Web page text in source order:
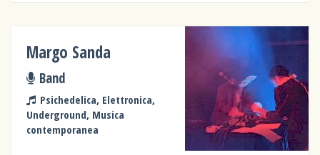
Margo Sanda
Band
Psichedelica, Elettronica,
Underground, Musica
contemporanea